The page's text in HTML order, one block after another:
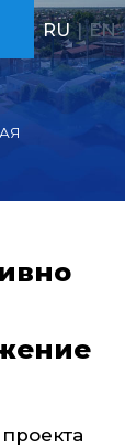
RU | EN